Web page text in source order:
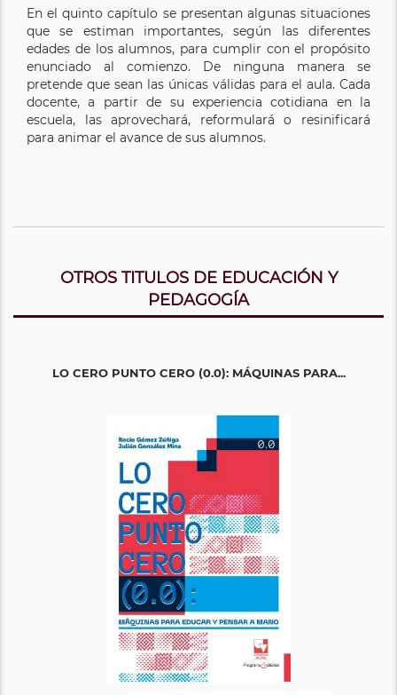
En el quinto capítulo se presentan algunas situaciones
que se estiman importantes, según las diferentes
edades de los alumnos, para cumplir con el propósito
enunciado al comienzo. De ninguna manera se
pretende que sean las únicas válidas para el aula. Cada
docente, a partir de su experiencia cotidiana en la
escuela, las aprovechará, reformulará o resinificará
para animar el avance de sus alumnos.
OTROS TITULOS DE EDUCACIÓN Y
PEDAGOGÍA
LO CERO PUNTO CERO (0.0): MÁQUINAS PARA...